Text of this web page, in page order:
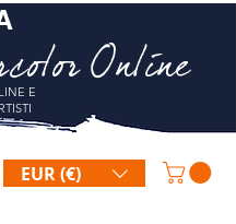
Online
E
EUR (€)